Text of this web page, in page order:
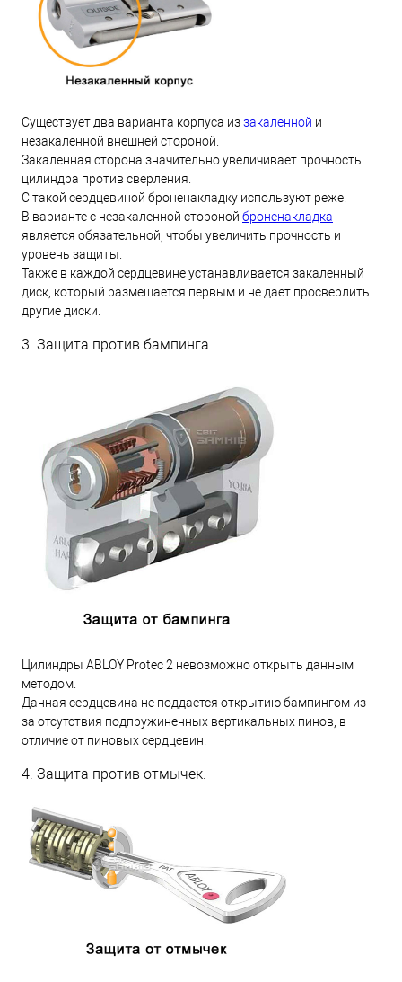
Существует два варианта корпуса иззакаленной и
незакаленной внешней стороной.
Закаленная сторона значительно увеличивает прочность
цилиндра против сверления.
С такой сердцевиной броненакладку используют реже.
В варианте с незакаленной стороной броненакладка
является обязательной, чтобы увеличить прочность и
уровень защиты.
Также в каждой сердцевине устанавливается закаленный
диск, который размещается первым и не дает просверлить
другие диски.
3. Защита против бампинга.
Цилиндры ABLOY Protec 2 невозможно открыть данным
методом.
Данная сердцевина не поддается открытию бампингом из-
за отсутствия подпружиненных вертикальных пинов, в
отличие от пиновых сердцевин.
4. Защита против отмычек.